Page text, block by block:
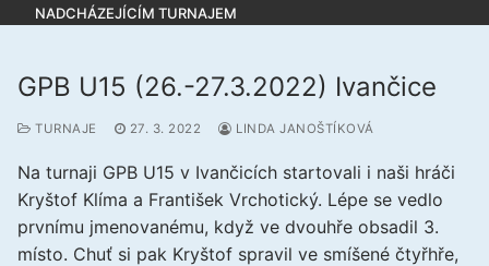
NADCHÁZEJÍCÍM TURNAJEM
GPB U15 (26.-27.3.2022) Ivančice
TURNAJE 27. 3. 2022 LINDA JANOŠTÍKOVÁ
Na turnaji GPB U15 v Ivančicích startovali i naši hráči
Kryštof Klíma a František Vrchotický. Lépe se vedlo
prvnímu jmenovanému, když ve dvouhře obsadil 3.
místo. Chuť si pak Kryštof spravil ve smíšené čtyřhře,